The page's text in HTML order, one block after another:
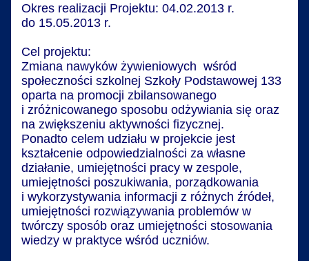
Okres realizacji Projektu: 04.02.2013 r.
do 15.05.2013 r.
Cel projektu:
Zmiana nawyków żywieniowych wśród
społeczności szkolnej Szkoły Podstawowej 133
oparta na promocji zbilansowanego
i zróżnicowanego sposobu odżywiania się oraz
na zwiększeniu aktywności fizycznej.
Ponadto celem udziału w projekcie jest
kształcenie odpowiedzialności za własne
działanie, umiejętności pracy w zespole,
umiejętności poszukiwania, porządkowania
i wykorzystywania informacji z różnych źródeł,
umiejętności rozwiązywania problemów w
twórczy sposób oraz umiejętności stosowania
wiedzy w praktyce wśród uczniów.